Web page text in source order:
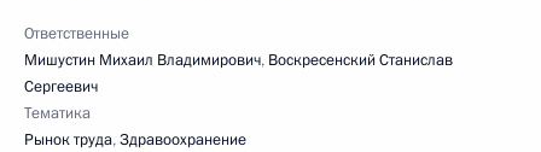
Ответственные
Мишустин Михаил Владимирович, Воскресенский Станислав
Сергеевич
Тематика
Рынок труда,Здравоохранение